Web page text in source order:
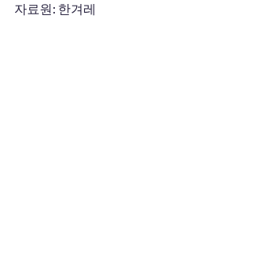
자료원: 한겨레